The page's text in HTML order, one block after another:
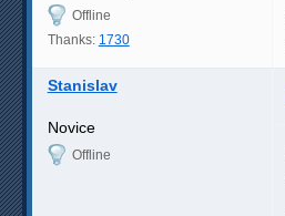
Offline
Thanks: 1730
Stanislav
Novice
Offline